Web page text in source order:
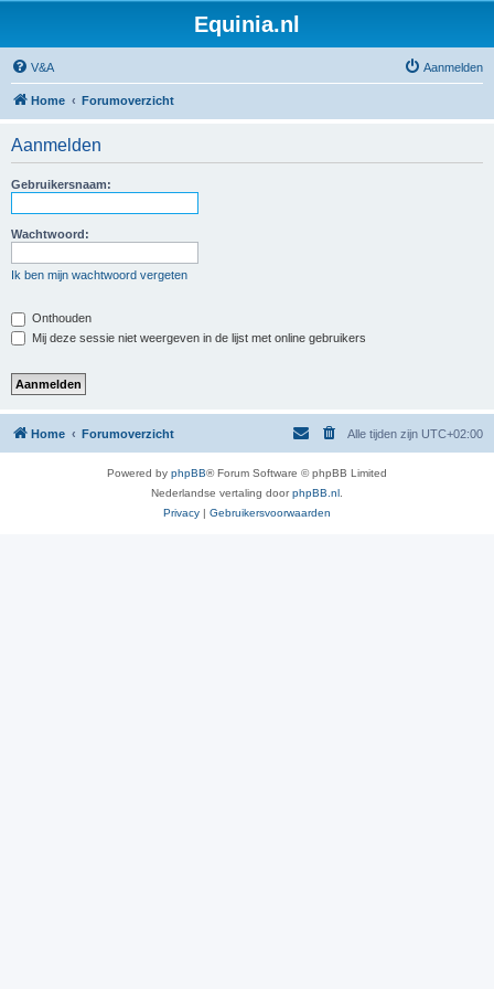
Equinia.nl
V&A Aanmelden
Home Forumoverzicht
Aanmelden
Gebruikersnaam:
Wachtwoord:
Ik ben mijn wachtwoord vergeten
Onthouden
Mij deze sessie niet weergeven in de lijst met online gebruikers
Home Forumoverzicht Alle tijden zijn UTC+02:00
Powered by phpBB® Forum Software © phpBB Limited
Nederlandse vertaling doorphpBB.nl.
Privacy | Gebruikersvoorwaarden